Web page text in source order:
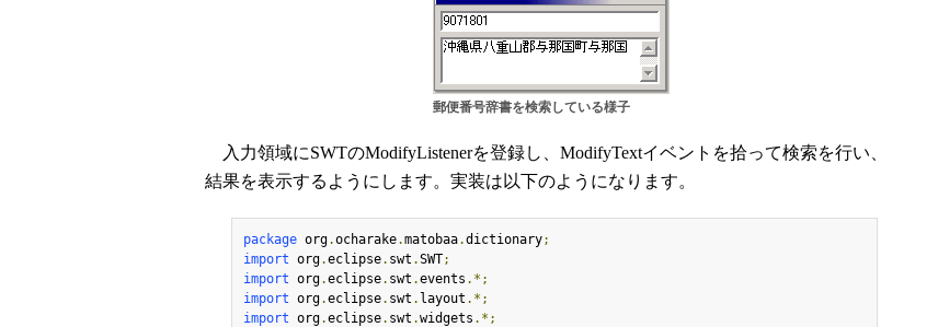
郵便番号辞書を検索している様子
入力領域にSWTのModifyListenerを登録し、ModifyTextイベントを拾って検索を行い、
結果を表示するようにします。実装は以下のようになります。
package org.ocharake.matobaa.dictionary;
import org.eclipse. swt .SWT;
import org.eclipse. swt .events .*;
import org.eclipse. swt . layout .*;
import org.eclipse. swt .widgets .*;